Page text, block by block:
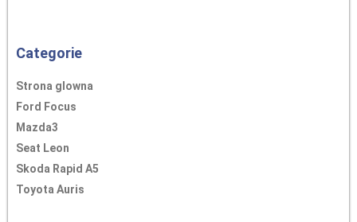
Categorie
Strona glowna
Ford Focus
Mazda3
Seat Leon
Skoda Rapid A5
Toyota Auris